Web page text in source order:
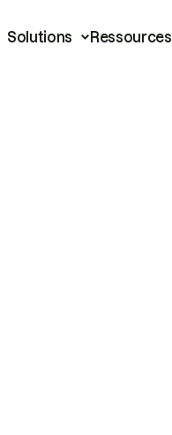
Solutions Ressources